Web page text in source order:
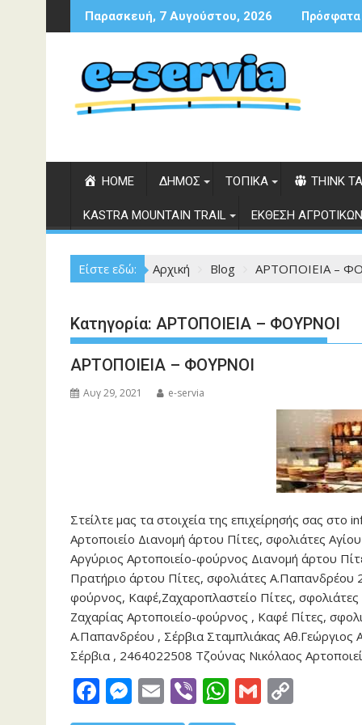
Περάστε
στο
Παρασκευή, 7 Αυγούστου, 2026
HOME ΔΗΜΟΣ ΤΟΠΙΚΑ THINK
KASTRA MOUNTAIN TRAIL ΕΚΘΕΣΗ
Είστε εδώ: Αρχική Blog ΑΡΤΟΠΟΙΕΙΑ –
Κατηγορία: ΑΡΤΟΠΟΙΕΙΑ – ΦΟΥΡΝΟΙ
ΑΡΤΟΠΟΙΕΙΑ – ΦΟΥΡΝΟΙ
Αυγ 29, 2021 e-servia
Στείλτε μας τα στοιχεία της επιχείρησής σας
Αρτοποιείο Διανομή άρτου Πίτες, σφολιάτες
Αργύριος Αρτοποιείο-φούρνος Διανομή άρτου
Πρατήριο άρτου Πίτες, σφολιάτες
φούρνος, Καφέ,Ζαχαροπλαστείο Πίτες,
Ζαχαρίας Αρτοποιείο-φούρνος , Καφέ Πίτες,
Α.Παπανδρέου , Σέρβια Σταμπλιάκας Αθ.Γεώργιος
Σέρβια , 2464022508 Τζούνας Νικόλαος
F
ac
M
e
E
m
Vi
b
W
h
G